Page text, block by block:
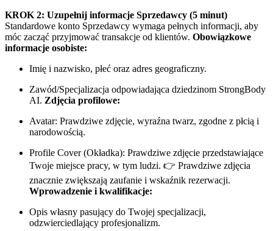
KROK 2: Uzupełnij informacje Sprzedawcy (5 minut)
Standardowe konto Sprzedawcy wymaga pełnych informacji, aby
móc zacząć przyjmować transakcje od klientów. Obowiązkowe
informacje osobiste:
Imię i nazwisko, płeć oraz adres geograficzny.
Zawód/Specjalizacja odpowiadająca dziedzinom StrongBody
AI. Zdjęcia profilowe:
Avatar: Prawdziwe zdjęcie, wyraźna twarz, zgodne z płcią i
narodowością.
Profile Cover (Okładka): Prawdziwe zdjęcie przedstawiające
Twoje miejsce pracy, w tym ludzi. 👉 Prawdziwe zdjęcia
znacznie zwiększają zaufanie i wskaźnik rezerwacji.
Wprowadzenie i kwalifikacje:
Opis własny pasujący do Twojej specjalizacji,
odzwierciedlający profesjonalizm.